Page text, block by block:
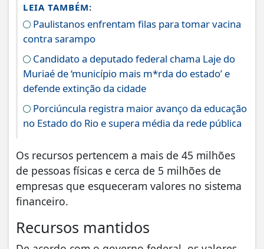
LEIA TAMBÉM:
Paulistanos enfrentam filas para tomar vacina
contra sarampo
Candidato a deputado federal chama Laje do
Muriaé de ‘município mais m*rda do estado’ e
defende extinção da cidade
Porciúncula registra maior avanço da educação
no Estado do Rio e supera média da rede pública
Os recursos pertencem a mais de 45 milhões
de pessoas físicas e cerca de 5 milhões de
empresas que esqueceram valores no sistema
financeiro.
Recursos mantidos